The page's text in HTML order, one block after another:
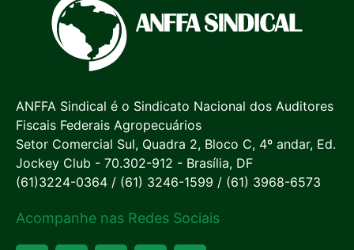
ANFFA Sindical é o Sindicato Nacional dos Auditores
Fiscais Federais Agropecuários
Setor Comercial Sul, Quadra 2, Bloco C, 4º andar, Ed.
Jockey Club - 70.302-912 - Brasília, DF
(61)3224-0364 / (61) 3246-1599 / (61) 3968-6573
Acompanhe nas Redes Sociais